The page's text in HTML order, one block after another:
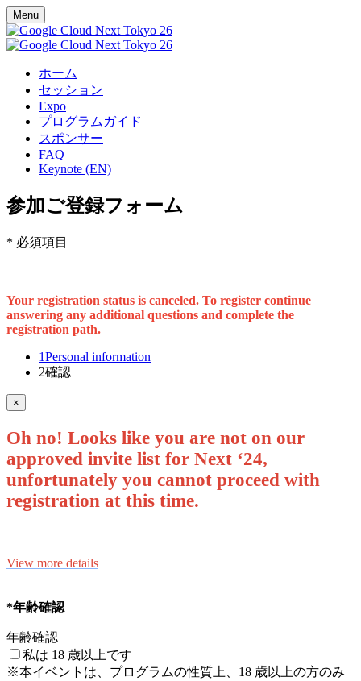
Menu
ホーム
セッション
Expo
プログラムガイド
スポンサー
FAQ
Keynote (EN)
参加ご登録フォーム
* 必須項目
Your registration status is canceled. To register continue
answering any additional questions and complete the
registration path.
1Personal information
2確認
×
Oh no! Looks like you are not on our
approved invite list for Next ‘24,
unfortunately you cannot proceed with
registration at this time.
View more details
*年齢確認
年齢確認
私は 18 歳以上です
※本イベントは、プログラムの性質上、18 歳以上の方のみ